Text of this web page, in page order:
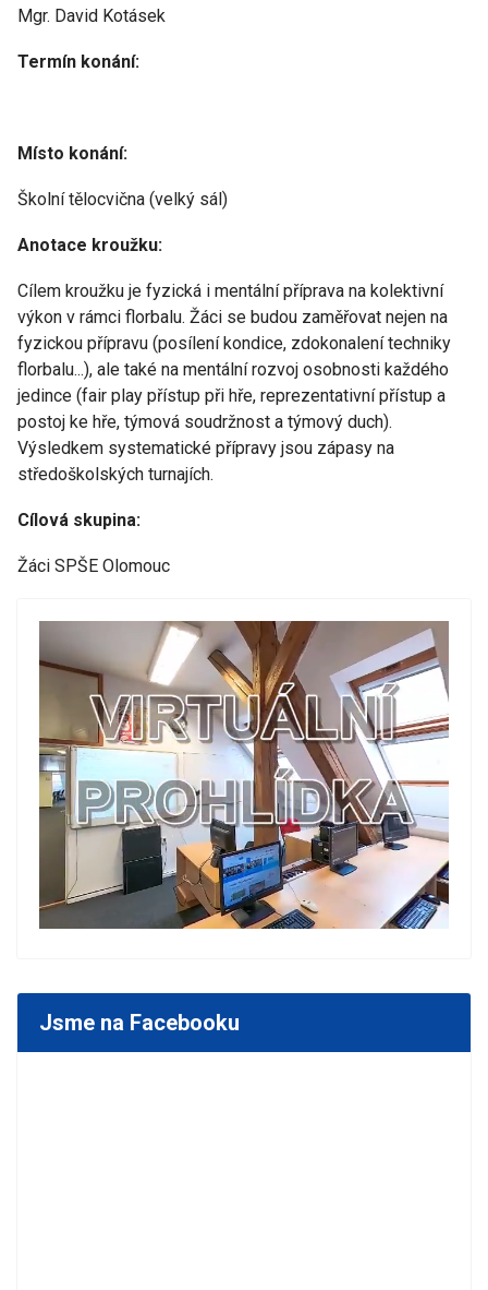
Mgr. David Kotásek
Termín konání:
Místo konání:
Školní tělocvična (velký sál)
Anotace kroužku:
Cílem kroužku je fyzická i mentální příprava na kolektivní
výkon v rámci florbalu. Žáci se budou zaměřovat nejen na
fyzickou přípravu (posílení kondice, zdokonalení techniky
florbalu...), ale také na mentální rozvoj osobnosti každého
jedince (fair play přístup při hře, reprezentativní přístup a
postoj ke hře, týmová soudržnost a týmový duch).
Výsledkem systematické přípravy jsou zápasy na
středoškolských turnajích.
Cílová skupina:
Žáci SPŠE Olomouc
Jsme na Facebooku